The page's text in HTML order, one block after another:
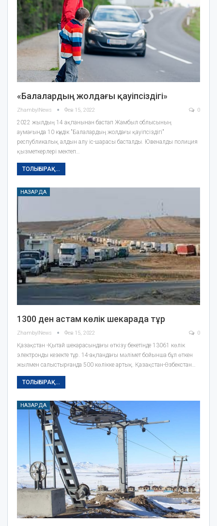
«Балалардың жолдағы қауіпсіздігі»
ZhambylNews Фев 15, 2022 0
2022 жылдың 14 ақпанынан бастап Жамбыл облысының
аумағында 10 күндік "Балалардың жолдағы қауіпсіздігі"
республикалық алдын алу іс-шарасы басталды. Ювеналды полиция
қызметкерлері мектеп…
ТОЛЫҒЫРАҚ...
НАЗАРДА
1300 ден астам көлік шекарада тұр
ZhambylNews Фев 15, 2022 0
Қазақстан -Қытай шекарасындағы өткізу бекетінде 13061 көлік
электронды кезекте тұр. 14-ақпандағы мәлімет бойынша бұл өткен
жылмен салыстырғанда 500 көлікке артық. Қазақстан-Өзбекстан…
ТОЛЫҒЫРАҚ...
НАЗАРДА